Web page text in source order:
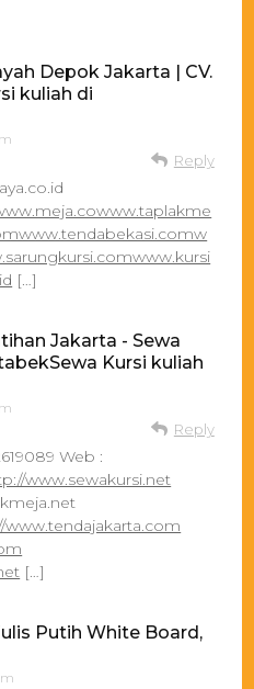
Depok Jakarta | CV.
kuliah di
Reply
[…]
Jakarta - Sewa
Kursi kuliah
Reply
Web :
www.sewakursi.net
www.tendajakarta.com
[…]
Putih White Board,